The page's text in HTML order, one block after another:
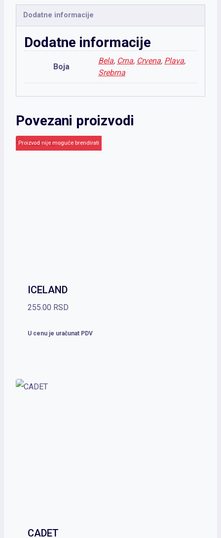
Dodatne informacije
Dodatne informacije
Boja
Bela, Crna, Crvena, Plava,
Srebrna
Povezani proizvodi
Proizvod nije moguće brendirati
ICELAND
255.00 RSD
U cenu je uračunat PDV
CADET